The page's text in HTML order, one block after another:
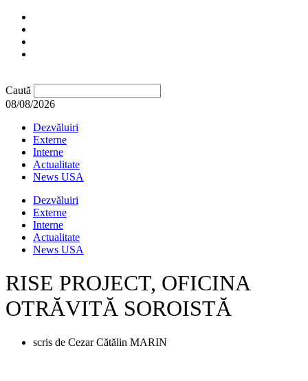
Caută
08/08/2026
Dezvăluiri
Externe
Interne
Actualitate
News USA
Dezvăluiri
Externe
Interne
Actualitate
News USA
RISE PROJECT, OFICINA
OTRĂVITĂ SOROISTĂ
scris de Cezar Cătălin MARIN